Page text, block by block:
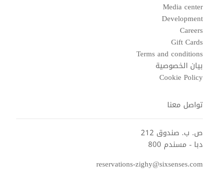
Media center
Development
Careers
Gift Cards
Terms and conditions
بيان الخصوصية
Cookie Policy
تواصل معنا
ص. ب. صندوق 212
دبا - مسندم 800
reservations-zighy@sixsenses.com